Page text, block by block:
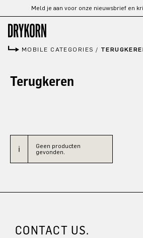
Ga naar de hoofdinhoud
Meld je aan voor onze nieuwsbrief en
MOBILE CATEGORIES /
Terugkeren
Geen producten
gevonden.
CONTACT US.